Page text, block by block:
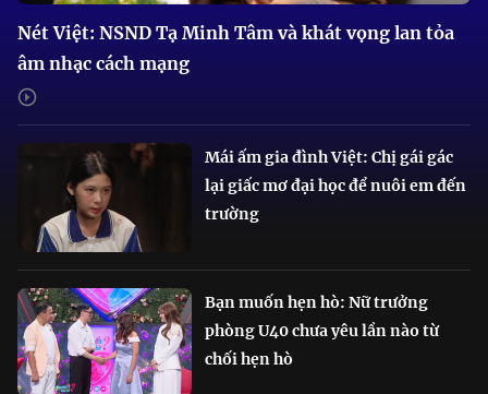
Nét Việt: NSND Tạ Minh Tâm và khát vọng lan tỏa
âm nhạc cách mạng
Mái ấm gia đình Việt: Chị gái gác
lại giấc mơ đại học để nuôi em đến
trường
Bạn muốn hẹn hò: Nữ trưởng
phòng U40 chưa yêu lần nào từ
chối hẹn hò